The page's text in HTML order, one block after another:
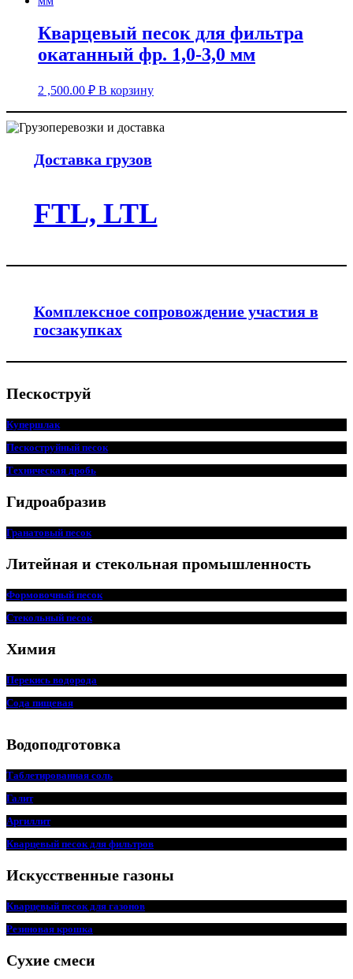
Кварцевый песок для фильтра
окатанный фр. 1,0-3,0 мм
2 ,500.00 ₽ В корзину
Доставка грузов
FTL, LTL
Комплексное сопровождение участия в
госзакупках
Пескоструй
Купершлак
Пескоструйный песок
Техническая дробь
Гидроабразив
Гранатовый песок
Литейная и стекольная промышленность
Формовочный песок
Стекольный песок
Химия
Перекись водорода
Сода пищевая
Водоподготовка
Таблетированная соль
Галит
Аргиллит
Кварцевый песок для фильтров
Искусственные газоны
Кварцевый песок для газонов
Резиновая крошка
Сухие смеси